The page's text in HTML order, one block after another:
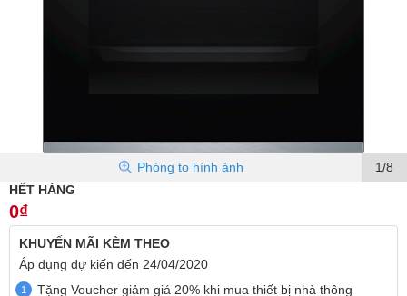
1/8
Phóng to hình ảnh
HẾT HÀNG
0₫
KHUYẾN MÃI KÈM THEO
Áp dụng dự kiến đến 24/04/2020
1
Tặng Voucher giảm giá 20% khi mua thiết bị nhà thông